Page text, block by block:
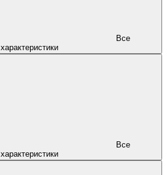
характеристики
характеристики